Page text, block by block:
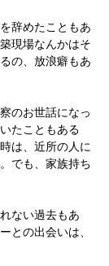
辞めたこともあ
現場なんかはそ
の、放浪癖もあ
のお世話になっ
たこともある
は、近所の人に
でも、家族持ち
ない過去もあ
との出会いは、